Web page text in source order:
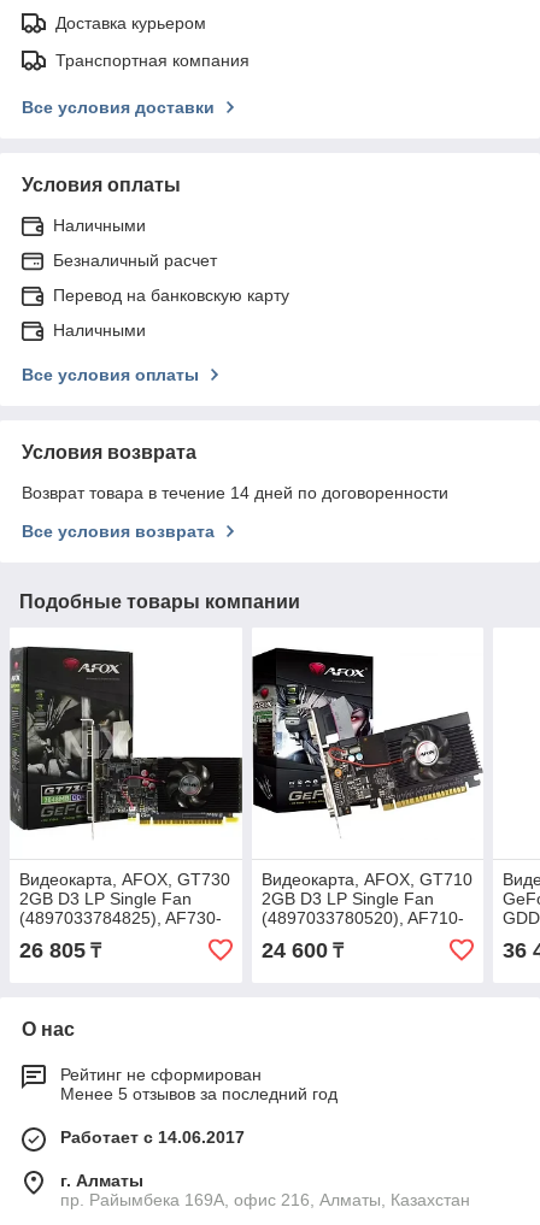
Доставка курьером
Транспортная компания
Все условия доставки
Условия оплаты
Наличными
Безналичный расчет
Перевод на банковскую карту
Наличными
Все условия оплаты
Условия возврата
Возврат товара в течение 14 дней по договоренности
Все условия возврата
Подобные товары компании
Видеокарта, AFOX, GT730
2GB D3 LP Single Fan
(4897033784825), AF730-
2048D3L5, DDR3
26 805 ₸
Видеокарта, AFOX, GT710
2GB D3 LP Single Fan
(4897033780520), AF710-
2048D3L5-V3, DDR3
24 600₸ 36
О нас
Рейтинг не сформирован
Менее 5 отзывов за последний год
Работает с 14.06.2017
г. Алматы
пр. Райымбека 169А, офис 216, Алматы, Казахстан